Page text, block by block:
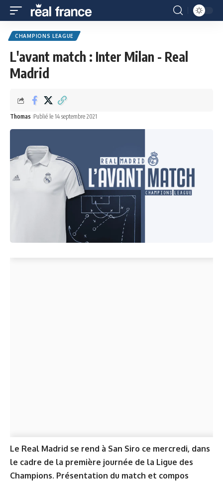
CHAMPIONS LEAGUE
L'avant match : Inter Milan - Real
Madrid
Thomas Publié le 14 septembre 2021
Le Real Madrid se rend à San Siro ce mercredi, dans
le cadre de la première journée de la Ligue des
Champions. Présentation du match et compos